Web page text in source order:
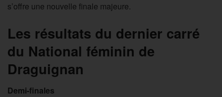
s’offre une nouvelle finale majeure.
Les résultats du dernier carré
du National féminin de
Draguignan
Demi-finales